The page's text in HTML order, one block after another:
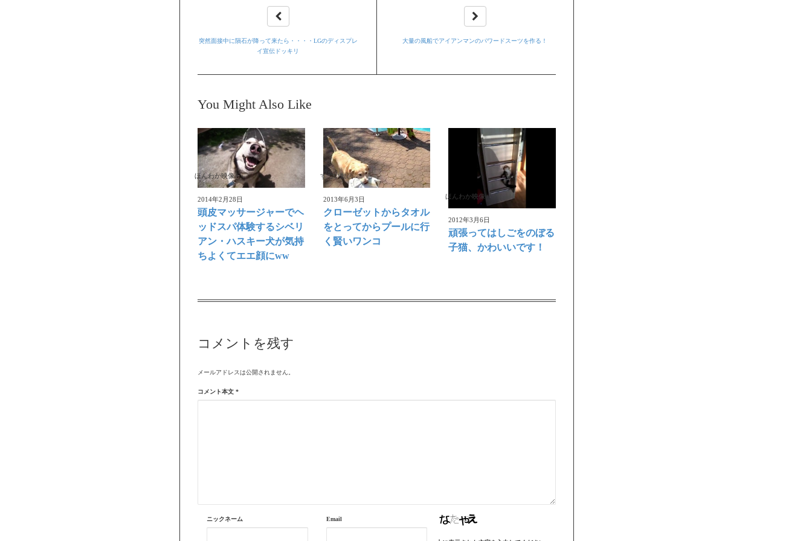
突然面接中に隕石が降って来たら・・・・LGのディスプレ
イ宣伝ドッキリ
大量の風船でアイアンマンのパワードスーツを作る！
You Might Also Like
ほんわか映像
2014年2月28日
頭皮マッサージャーでヘ
ッドスパ体験するシベリ
アン・ハスキー犬が気持
ちよくてエエ顔にww
すごい動画
2013年6月3日
クローゼットからタオル
をとってからプールに行
く賢いワンコ
ほんわか映像
2012年3月6日
頑張ってはしごをのぼる
子猫、かわいいです！
コメントを残す
メールアドレスは公開されません。
コメント本文 *
ニックネーム Email